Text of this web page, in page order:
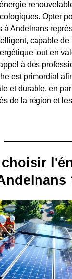
Opter
à Andelnans
capable de
tout en
à des
est primordial
et durable, en
de la région et